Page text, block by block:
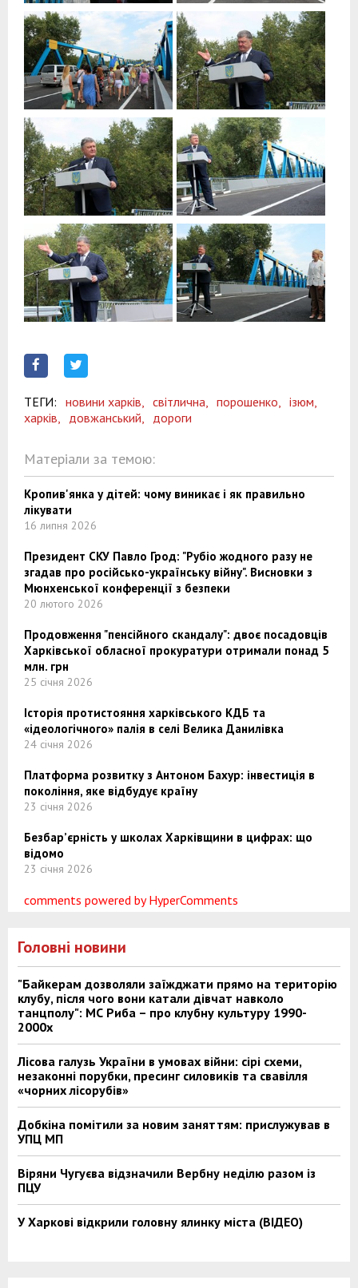
ТЕГИ: новини харків, світлична, порошенко,
ізюм,
харків,
довжанський, дороги
Матеріали за темою:
Кропив'янка у дітей: чому виникає і як правильно
лікувати
16 липня 2026
Президент СКУ Павло Грод: "Рубіо жодного разу не
згадав про російсько-українську війну". Висновки з
Мюнхенської конференції з безпеки
20 лютого 2026
Продовження "пенсійного скандалу": двоє посадовців
Харківської обласної прокуратури отримали понад 5
млн. грн
25 січня 2026
Історія протистояння харківського КДБ та
«ідеологічного» палія в селі Велика Данилівка
24 січня 2026
Платформа розвитку з Антоном Бахур: інвестиція в
покоління, яке відбудує країну
23 січня 2026
Безбар’єрність у школах Харківщини в цифрах: що
відомо
23 січня 2026
comments powered by HyperComments
Головні новини
"Байкерам дозволяли заїжджати прямо на територію
клубу, після чого вони катали дівчат навколо
танцполу": МС Риба – про клубну культуру 1990-
2000х
Лісова галузь України в умовах війни: сірі схеми,
незаконні порубки, пресинг силовиків та свавілля
«чорних лісорубів»
Добкіна помітили за новим заняттям: прислужував в
УПЦ МП
Віряни Чугуєва відзначили Вербну неділю разом із
ПЦУ
У Харкові відкрили головну ялинку міста (ВІДЕО)